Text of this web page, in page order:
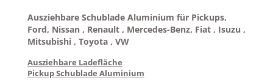
Ausziehbare Schublade Aluminium für Pickups,
Ford, Nissan , Renault , Mercedes-Benz, Fiat , Isuzu ,
Mitsubishi , Toyota , VW
Ausziehbare Ladefläche
Pickup Schublade Aluminium